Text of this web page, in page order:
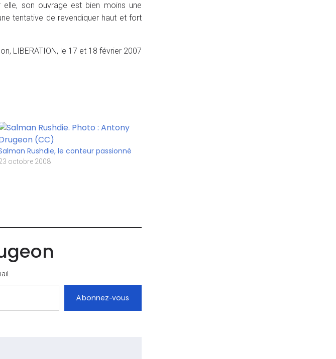
elle, son ouvrage est bien moins une
tentative de revendiquer haut et fort
LIBERATION, le 17 et 18 février 2007
Rushdie, le conteur passionné
octobre 2008
Abonnez-vous